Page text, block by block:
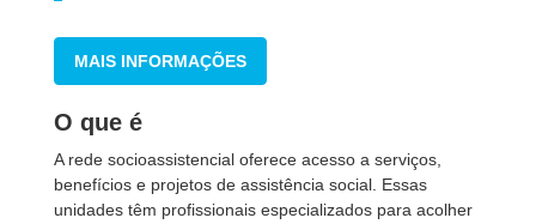
MAIS INFORMAÇÕES
O que é
A rede socioassistencial oferece acesso a serviços,
benefícios e projetos de assistência social. Essas
unidades têm profissionais especializados para acolher